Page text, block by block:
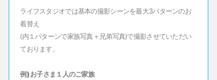
ライフスタジオでは基本の撮影シーンを最大3パターンのお
着替え
(内１パターンで家族写真＋兄弟写真)で撮影させていただい
ております。
例) お子さま１人のご家族